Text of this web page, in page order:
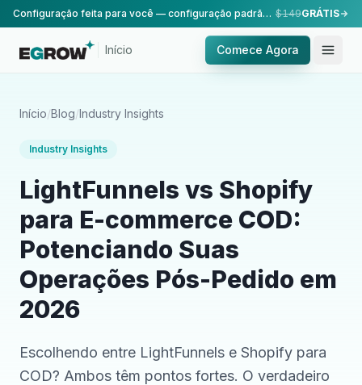
Configuração feita para você — configuração padrão, realizada pela nossa equipe. $149GRÁTIS
Início Comece Agora
Início/Blog/Industry Insights
Industry Insights
LightFunnels vs Shopify
para E-commerce COD:
Potenciando Suas
Operações Pós-Pedido em
2026
Escolhendo entre LightFunnels e Shopify para
COD? Ambos têm pontos fortes. O verdadeiro